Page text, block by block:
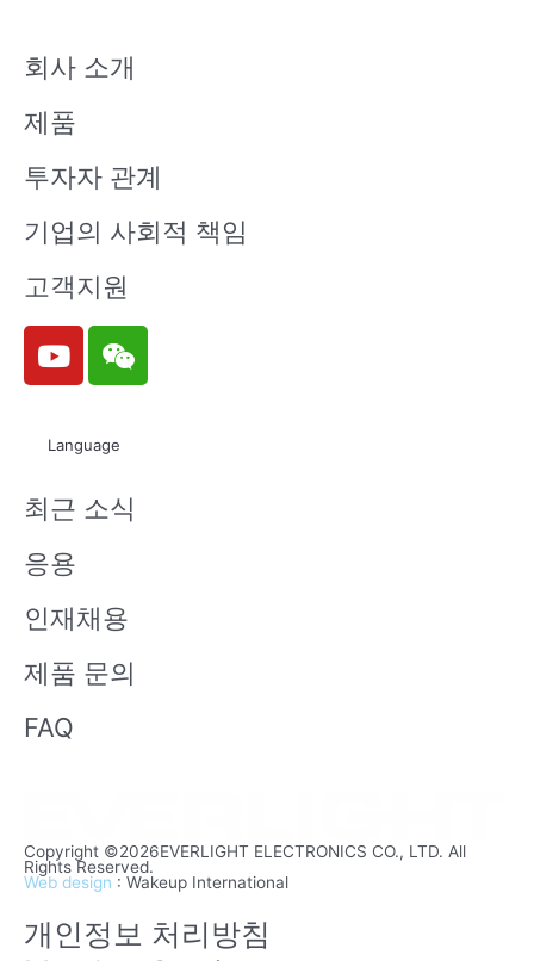
회사 소개
제품
투자자 관계
기업의 사회적 책임
고객지원
Y
o
u
e
W
e
i
n
Language
최근 소식
응용
인재채용
제품 문의
FAQ
Copyright ©2026EVERLIGHT ELECTRONICS CO., LTD. All
Rights Reserved.
Web design : Wakeup International
개인정보 처리방침